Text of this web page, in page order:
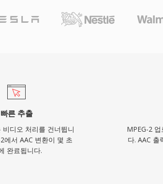
빠른 추출
비디오 처리를 건너뜁니
서 AAC 변환이 몇 초
완료됩니다.
MPEG-2
다. AAC 출